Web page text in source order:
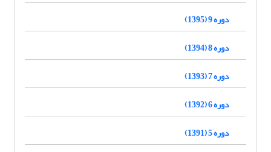
دوره 9 (1395)
دوره 8 (1394)
دوره 7 (1393)
دوره 6 (1392)
دوره 5 (1391)